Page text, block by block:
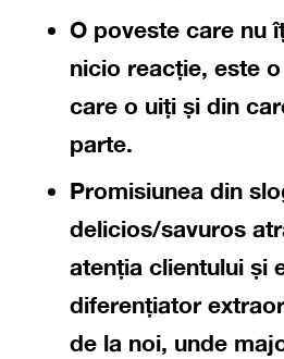
O poveste care nu
nicio reacție, este
care o uiți și din
parte.
Promisiunea din
delicios/savuros
atenția clientului și
diferențiator
de la noi, unde